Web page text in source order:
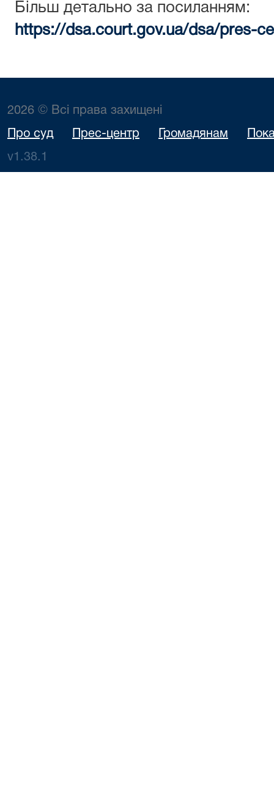
Більш детально за посиланням:
https://dsa.court.gov.ua/dsa/pres-
2026 © Всі права захищені
Про суд Прес-центр Громадянам
v1.38.1